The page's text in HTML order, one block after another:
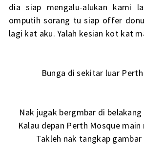
dia siap mengalu-alukan kami
omputih sorang tu siap offer
lagi kat aku. Yalah kesian kot kat
Bunga di sekitar luar
Nak jugak bergmbar di
Kalau depan Perth Mosque main
Takleh nak tangkap gambar